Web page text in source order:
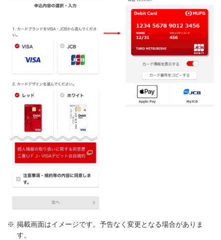
掲載画面はイメージです。予告なく変更となる場合がありま
す。